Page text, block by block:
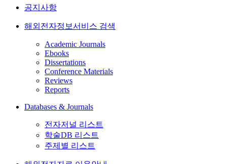
공지사항
해외전자정보서비스 검색
Academic Journals
Ebooks
Dissertations
Conference Materials
Reviews
Reports
Databases & Journals
전자저널 리스트
학술DB 리스트
주제별 리스트